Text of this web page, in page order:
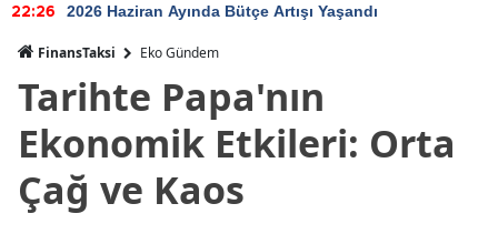
22:24 TCMB'nin rezervlerinde artan momentum devam ediyor
FinansTaksi Eko Gündem
Tarihte Papa'nın
Ekonomik Etkileri: Orta
Çağ ve Kaos